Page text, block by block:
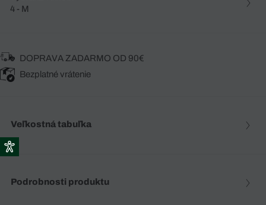
4 - M
DOPRAVA ZADARMO OD 90€
Bezplatné vrátenie
Veľkostná tabuľka
Podrobnosti produktu